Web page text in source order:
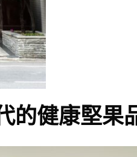
的健康堅果